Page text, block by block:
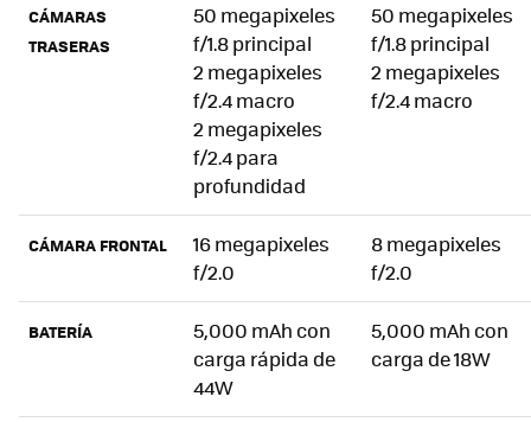
CÁMARAS
TRASERAS
50 megapixeles
f/1.8 principal
2 megapixeles
f/2.4 macro
2 megapixeles
f/2.4 para
profundidad
50 megapixeles
f/1.8 principal
2 megapixeles
f/2.4 macro
CÁMARA FRONTAL
16 megapixeles
f/2.0
8 megapixeles
f/2.0
BATERÍA
5,000 mAh con
carga rápida de
44W
5,000 mAh con
carga de 18W